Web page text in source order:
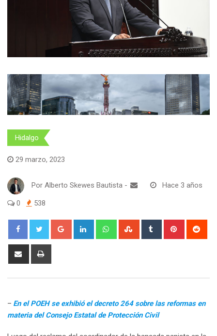
Hidalgo
29 marzo, 2023
Por Alberto Skewes Bautista - Hace 3 años
0 538
Google+ LinkedIn WhatsappStumbleUpon
Tumblr Pinterest
Share
– En el POEH se exhibió el decreto 264 sobre las reformas en
materia del Consejo Estatal de Protección Civil